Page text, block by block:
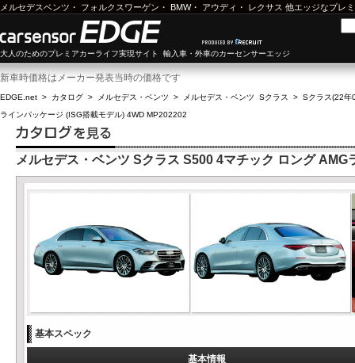
メルセデスベンツ ・ フォルクスワーゲン ・ BMW・ アウディ ・ レクサス 他エッジなプレ
大人のためのプレミアカーライフ実現サイト 輸入車・外車のカーセンサーエッジ
新車時価格はメーカー発表当時の価格です
EDGE.net > カタログ > メルセデス・ベンツ > メルセデス・ベンツ Sクラス > Sクラス(22年
ラインパッケージ (ISG搭載モデル) 4WD MP202202
メルセデス・ベンツ Sクラス S500 4マチック ロング
基本スペック
基本情報